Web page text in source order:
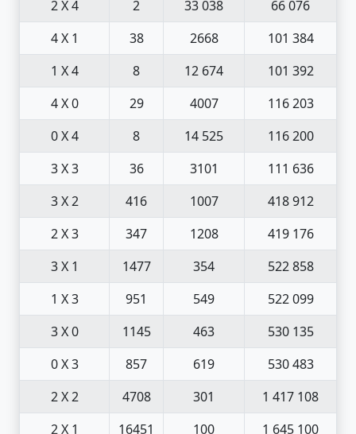
2 X 4 2 33 038
66 076
4 X 1
38 2668
101 384
1 X 4
8 12 674
101 392
4 X 0
29 4007
116 203
0 X 4
8 14 525
116 200
3 X 3
36 3101
111 636
3 X 2
416 1007
418 912
2 X 3
347 1208
419 176
3 X 1
1477 354
522 858
1 X 3
951 549
522 099
3 X 0
1145 463
530 135
0 X 3
857 619
530 483
2 X 2
4708 301
1 417 108
2 X 1
16451 100
1 645 100